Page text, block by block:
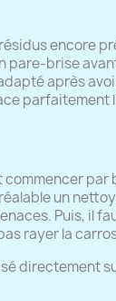
encore
brise
après
parfaitement
commencer
un
Puis, il
rayer la
directement